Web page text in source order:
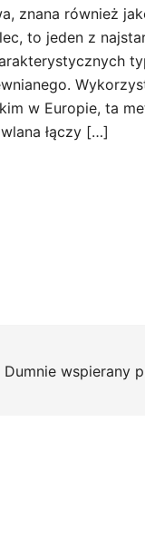
znana również
to jeden z
w Europie, ta
łączy […]
wspierany